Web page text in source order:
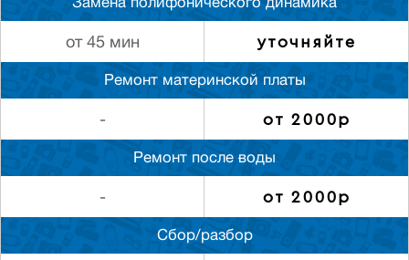
Замена полифонического динамика
от 45 мин уточняйте
Ремонт материнской платы
- от 2000р
Ремонт после воды
- от 2000р
Сбор/разбор